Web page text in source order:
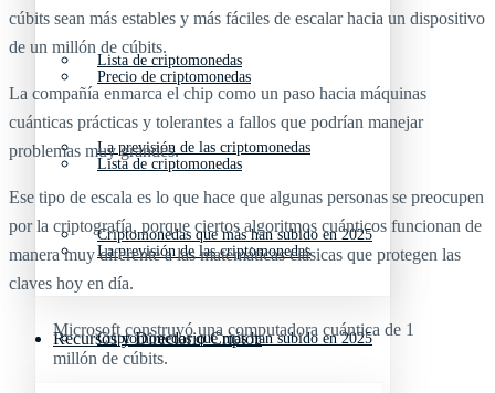
Lista de criptomonedas
La previsión de las criptomonedas
Criptomonedas que más han subido en 2025
Recursos y Directorio Cripto
Precio de criptomonedas
Lista de criptomonedas
La previsión de las criptomonedas
Criptomonedas que más han subido en 2025
cúbits sean más estables y más fáciles de escalar hacia un dispositivo
de un millón de cúbits.
La compañía enmarca el chip como un paso hacia máquinas
cuánticas prácticas y tolerantes a fallos que podrían manejar
problemas muy grandes.
Ese tipo de escala es lo que hace que algunas personas se preocupen
por la criptografía, porque ciertos algoritmos cuánticos funcionan de
manera muy diferente a las matemáticas clásicas que protegen las
claves hoy en día.
Microsoft construyó una computadora cuántica de 1
millón de cúbits.